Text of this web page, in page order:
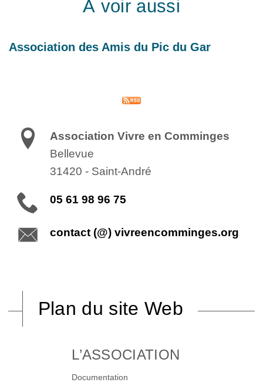
À voir aussi
Association des Amis du Pic du Gar
Association Vivre en Comminges
Bellevue
31420 - Saint-André
05 61 98 96 75
contact (@) vivreencomminges.org
Plan du site Web
L’ASSOCIATION
Documentation